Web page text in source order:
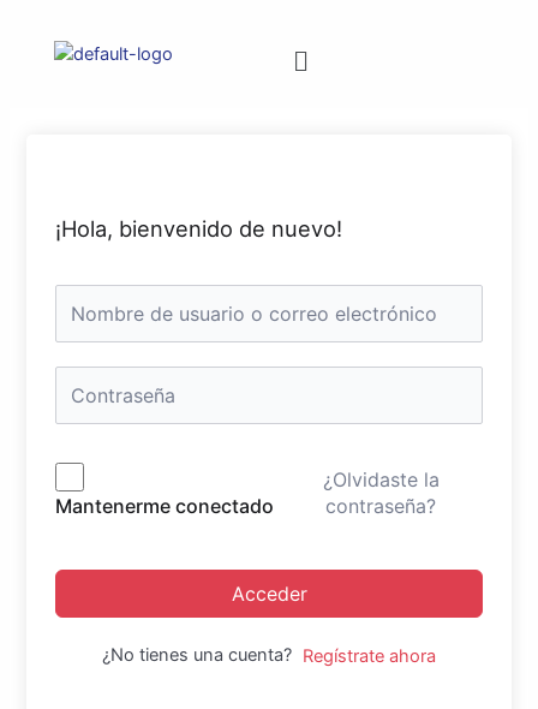
¡Hola, bienvenido de nuevo!
Mantenerme conectado
¿Olvidaste la
contraseña?
Acceder
¿No tienes una cuenta? Regístrate ahora